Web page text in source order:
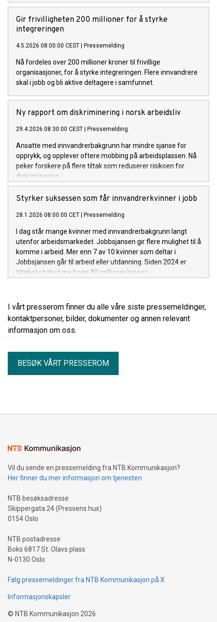
Gir frivilligheten 200 millioner for å styrke
integreringen
4.5.2026 08:00:00 CEST Pressemelding
Nå fordeles over 200 millioner kroner til frivillige
organisasjoner, for å styrke integreringen. Flere innvandrere
skal i jobb og bli aktive deltagere i samfunnet.
Ny rapport om diskriminering i norsk arbeidsliv
29.4.2026 08:30:00 CEST Pressemelding
Ansatte med innvandrerbakgrunn har mindre sjanse for
opprykk, og opplever oftere mobbing på arbeidsplassen. Nå
peker forskere på flere tiltak som reduserer risikoen for
diskriminering.
Styrker suksessen som får innvandrerkvinner i jobb
28.1.2026 08:00:00 CET Pressemelding
I dag står mange kvinner med innvandrerbakgrunn langt
utenfor arbeidsmarkedet. Jobbsjansen gir flere mulighet til å
komme i arbeid. Mer enn 7 av 10 kvinner som deltar i
Jobbsjansen går til arbeid eller utdanning. Siden 2024 er
tiltaket styrket med nær 80 millioner kroner.
I vårt presserom finner du alle våre siste pressemeldinger,
kontaktpersoner, bilder, dokumenter og annen relevant
informasjon om oss.
BESØK VÅRT PRESSEROM
Vil du sende en pressemelding fra NTB Kommunikasjon?
Her finner du mer informasjon om tjenesten
NTB besøksadresse
Skippergata 24 (Pressens hus)
0154 Oslo
NTB postadresse
Boks 6817 St. Olavs plass
N-0130 Oslo
Følg pressemeldinger fra NTB Kommunikasjon på X
Informasjonskapsler
© NTB Kommunikasjon 2026